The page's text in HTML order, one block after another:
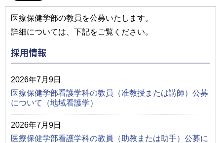
医療保健学部の教員を公募いたします。
詳細については、下記をご覧ください。
採用情報
2026年7月9日
医療保健学部看護学科の教員（准教授または講師）公募
について（地域看護学）
2026年7月9日
医療保健学部看護学科の教員（助教または助手）公募に